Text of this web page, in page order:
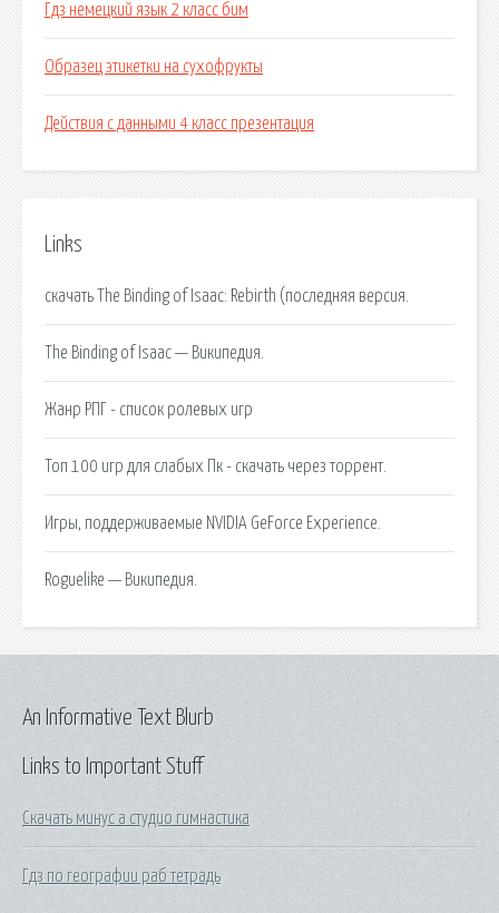
Гдз немецкий язык 2 класс бим
Образец этикетки на сухофрукты
Действия с данными 4 класс презентация
Links
скачать The Binding of Isaac: Rebirth (последняя версия.
The Binding of Isaac — Википедия.
Жанр РПГ - список ролевых игр
Топ 100 игр для слабых Пк - скачать через торрент.
Игры, поддерживаемые NVIDIA GeForce Experience.
Roguelike — Википедия.
Links to Important Stuff
Скачать минус а студио гимнастика
Гдз по географии раб тетрадь
An Informative Text Blurb